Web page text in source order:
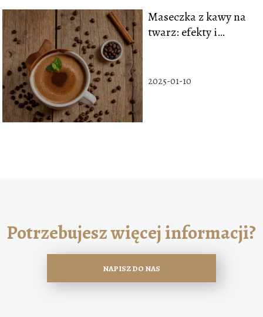
Maseczka z kawy na
twarz: efekty i
2025-01-10
Potrzebujesz więcej informacji?
NAPISZ DO NAS